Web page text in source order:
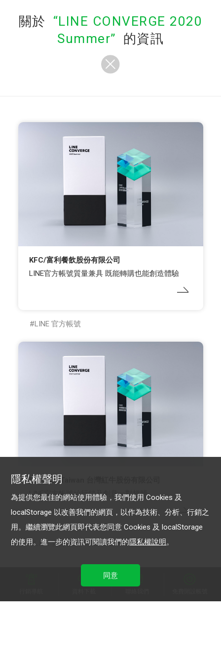
關於
LINE CONVERGE 2020
Summer
的資訊
KFC/富利餐飲股份有限公司
LINE官方帳號質量兼具 既能轉購也能創造體驗
LINE 官方帳號
Red Bull Taiwan 台灣紅牛股份有限公司
LINE官方帳號給行銷及創意一對翅膀
LINE 官方帳號 LINE Beacon
隱私權聲明
為提供您最佳的網站使用體驗，我們使用 Cookies 及
localStorage 以改善我們的網頁，以作為技術、分析、行銷之
用。繼續瀏覽此網頁即代表您同意 Cookies 及 localStorage
的使用。進一步的資訊可閱讀我們的隱私權說明。
同意